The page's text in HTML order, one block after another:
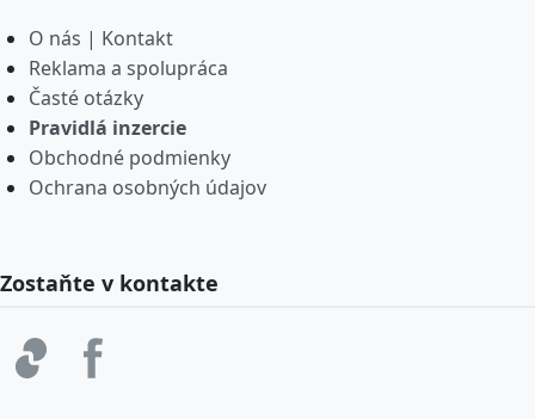
O nás | Kontakt
Reklama a spolupráca
Časté otázky
Pravidlá inzercie
Obchodné podmienky
Ochrana osobných údajov
Zostaňte v kontakte